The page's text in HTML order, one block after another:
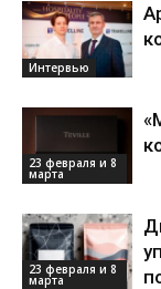
Интервью
23 февраля и 8
марта
23 февраля и 8
марта